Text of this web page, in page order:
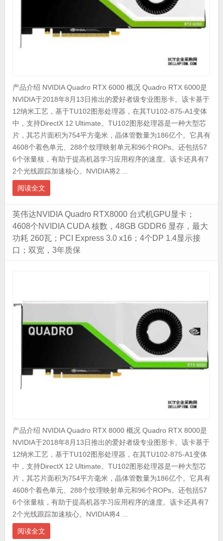
产品介绍 NVIDIA Quadro RTX 6000 概况 Quadro RTX 6000是
NVIDIA于2018年8月13日推出的爱好者级专业图形卡。该卡基于
12纳米工艺，基于TU102图形处理器，在其TU102-875-A1变体
中，支持DirectX 12 Ultimate。TU102图形处理器是一种大型芯
片，其芯片面积为754平方毫米，晶体管数量为186亿个。它具有
4608个着色单元、288个纹理映射单元和96个ROPs。还包括57
6个张量核，有助于提高机器学习应用程序的速度。该卡还具有7
2个光线跟踪加速核心。NVIDIA将2 ...
阅读全文
英伟达NVIDIA Quadro RTX8000 台式机GPU显卡；
4608个NVIDIA CUDA 核数，48GB GDDR6 显存，最大
功耗 260瓦；PCI Express 3.0 x16；4个DP 1.4显示接
口；双宽，3年质保
产品介绍 NVIDIA Quadro RTX 8000 概况 Quadro RTX 8000是
NVIDIA于2018年8月13日推出的爱好者级专业图形卡。该卡基于
12纳米工艺，基于TU102图形处理器，在其TU102-875-A1变体
中，支持DirectX 12 Ultimate。TU102图形处理器是一种大型芯
片，其芯片面积为754平方毫米，晶体管数量为186亿个。它具有
4608个着色单元、288个纹理映射单元和96个ROPs。还包括57
6个张量核，有助于提高机器学习应用程序的速度。该卡还具有7
2个光线跟踪加速核心。NVIDIA将4 ...
阅读全文